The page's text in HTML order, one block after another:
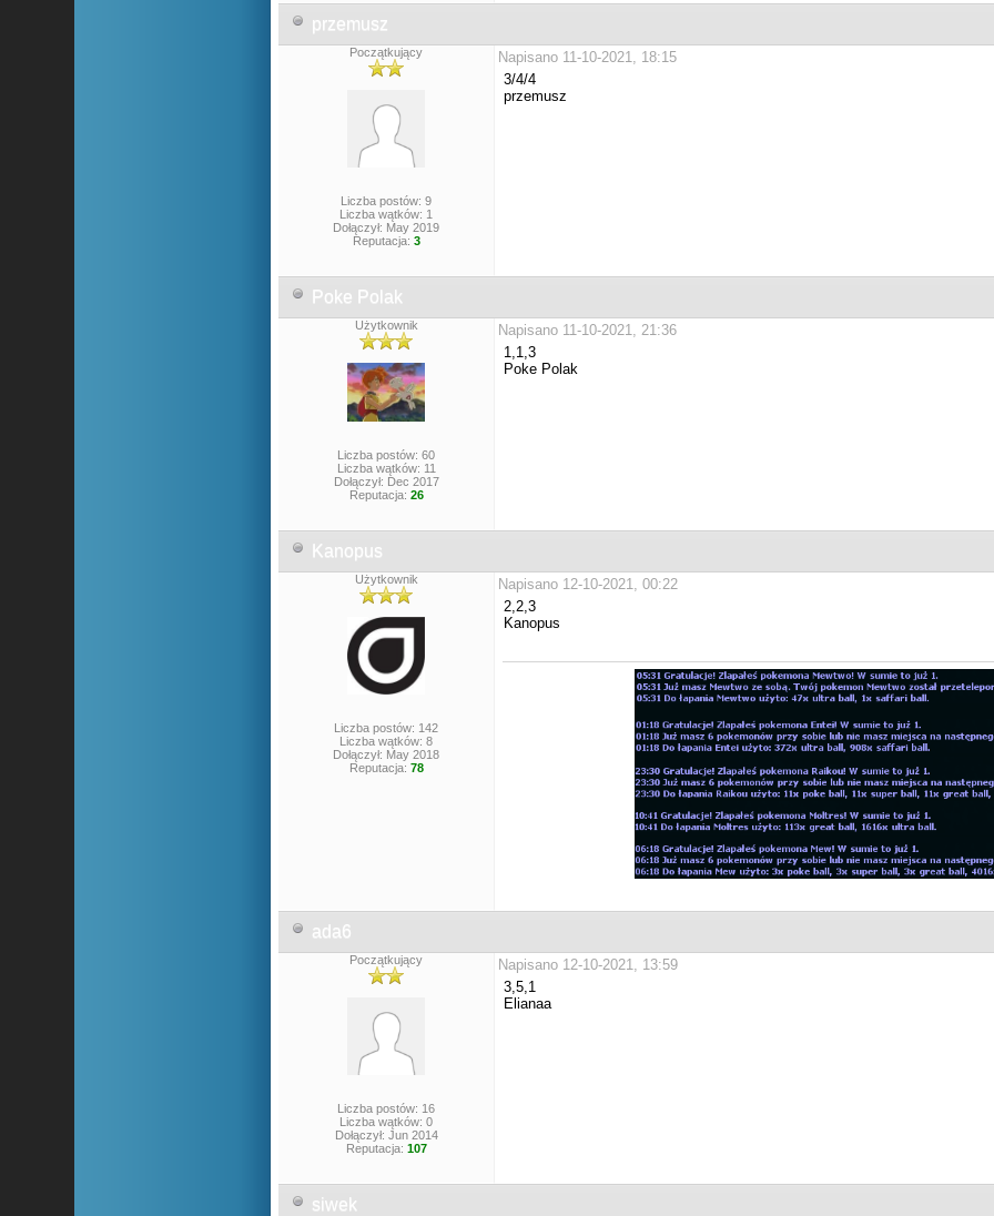
przemusz
Początkujący
Liczba postów: 9
Liczba wątków: 1
Dołączył: May 2019
Reputacja: 3
Napisano 11-10-2021, 18:15
3/4/4
przemusz
Poke Polak
Użytkownik
Liczba postów: 60
Liczba wątków: 11
Dołączył: Dec 2017
Reputacja: 26
Napisano 11-10-2021, 21:36
1,1,3
Poke Polak
Kanopus
Użytkownik
Liczba postów: 142
Liczba wątków: 8
Dołączył: May 2018
Reputacja: 78
Napisano 12-10-2021, 00:22
2,2,3
Kanopus
ada6
Początkujący
Liczba postów: 16
Liczba wątków: 0
Dołączył: Jun 2014
Reputacja: 107
Napisano 12-10-2021, 13:59
3,5,1
Elianaa
siwek